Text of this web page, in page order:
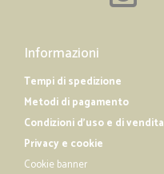
Informazioni
Tempi di spedizione
Metodi di pagamento
Condizioni d'uso e di vendita
Privacy e cookie
Cookie banner